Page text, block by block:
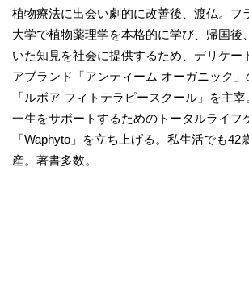
植物療法に出会い劇的に改善後、渡仏。フ
大学で植物薬理学を本格的に学び、帰国後
いた知見を社会に提供するため、デリケー
アブランド「アンティーム オーガニック」
「ルボア フィトテラピースクール」を主
一生をサポートするためのトータルライフ
「Waphyto」を立ち上げる。私生活でも42
産。著書多数。